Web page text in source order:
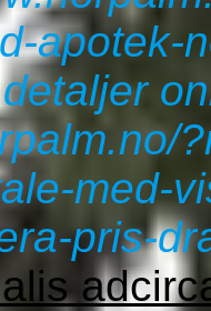
apotek-
med-
pris-